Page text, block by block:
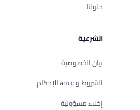
حلولنا
الشرعية
بيان الخصوصية
الشروط و ;amp الإحكام
إخلاء مسؤولية